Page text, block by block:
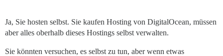
Ja, Sie hosten selbst. Sie kaufen Hosting von DigitalOcean, müssen
aber alles oberhalb dieses Hostings selbst verwalten.
Sie könnten versuchen, es selbst zu tun, aber wenn etwas